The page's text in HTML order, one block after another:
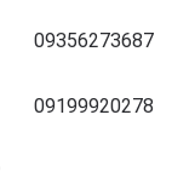
09356273687
09199920278